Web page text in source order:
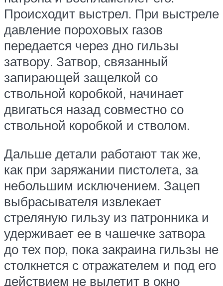
Происходит выстрел. При выстреле
давление пороховых газов
передается через дно гильзы
затвору. Затвор, связанный
запирающей защелкой со
ствольной коробкой, начинает
двигаться назад совместно со
ствольной коробкой и стволом.
Дальше детали работают так же,
как при заряжании пистолета, за
небольшим исключением. Зацеп
выбрасывателя извлекает
стреляную гильзу из патронника и
удерживает ее в чашечке затвора
до тех пор, пока закраина гильзы не
столкнется с отражателем и под его
действием не вылетит в окно